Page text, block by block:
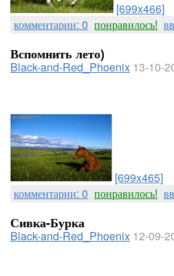
[699x466]
комментарии: 0 понравилось!
Вспомнить лето)
Black-and-Red_Phoenix 13-10-
[699x465]
комментарии: 0 понравилось!
Сивка-Бурка
Black-and-Red_Phoenix 12-09-